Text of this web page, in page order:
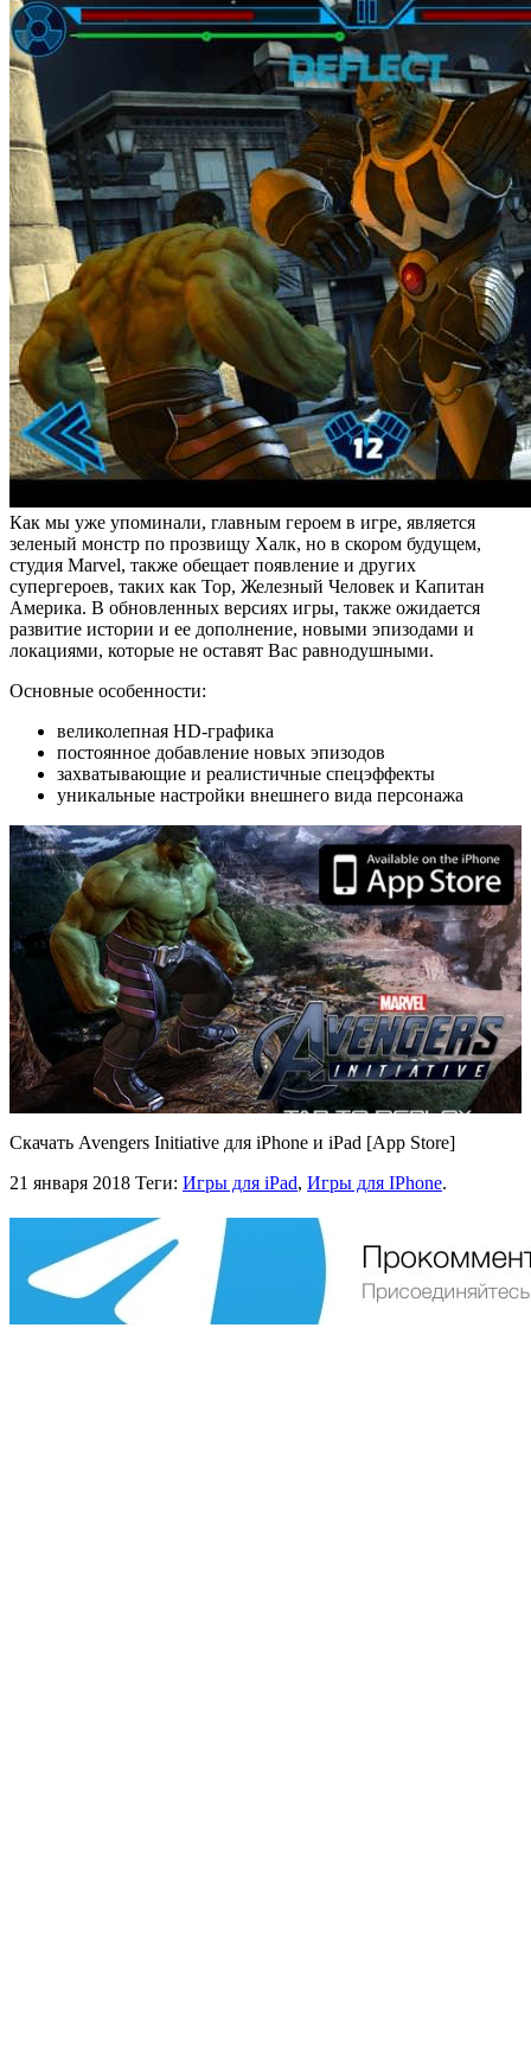
Как мы уже упоминали, главным героем в игре, является
зеленый монстр по прозвищу Халк, но в скором будущем,
студия Marvel, также обещает появление и других
супергероев, таких как Тор, Железный Человек и Капитан
Америка. В обновленных версиях игры, также ожидается
развитие истории и ее дополнение, новыми эпизодами и
локациями, которые не оставят Вас равнодушными.
Основные особенности:
великолепная HD-графика
постоянное добавление новых эпизодов
захватывающие и реалистичные спецэффекты
уникальные настройки внешнего вида персонажа
Скачать Avengers Initiative для iPhone и iPad [App Store]
21 января 2018 Теги: Игры для iPad, Игры для IPhone.